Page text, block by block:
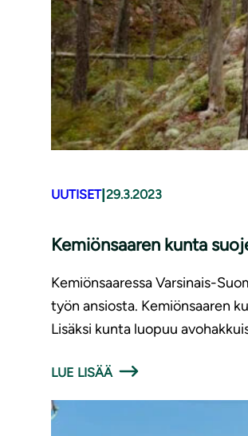
UUTISET|29.3.2023
Kemiönsaaren kunta
Kemiönsaaressa Varsinais-
työn ansiosta. Kemiönsaaren
Lisäksi kunta luopuu
LUE LISÄÄ